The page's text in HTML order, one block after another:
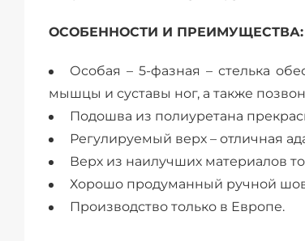
ОСОБЕННОСТИ И ПРЕИМУЩЕСТВА:
Особая – 5-фазная – стелька
мышцы и суставы ног, а также
Подошва из полиуретана
Регулируемый верх – отличная
Верх из наилучших материалов
Хорошо продуманный ручной
Производство только в Европе.